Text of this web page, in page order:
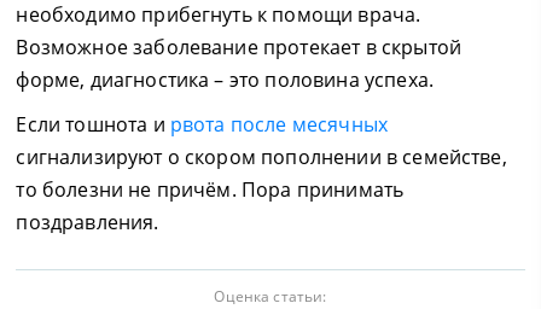
необходимо прибегнуть к помощи врача.
Возможное заболевание протекает в скрытой
форме, диагностика – это половина успеха.
Если тошнота и рвота после месячных
сигнализируют о скором пополнении в семействе,
то болезни не причём. Пора принимать
поздравления.
Оценка статьи: